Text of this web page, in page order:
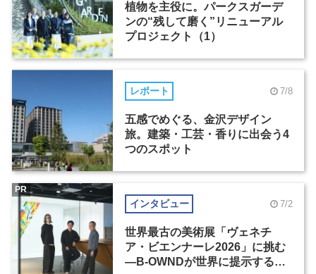
植物を主役に。パークスガーデ
ンの“残して磨く”リニューアル
プロジェクト（1）
レポート 7/8
五感でめぐる、金沢デザイン
旅。建築・工芸・香りに出会う4
つのスポット
インタビュー 7/2
世界最古の美術展「ヴェネチ
ア・ビエンナーレ2026」に挑む
―B-OWNDが世界に提示する美
PR